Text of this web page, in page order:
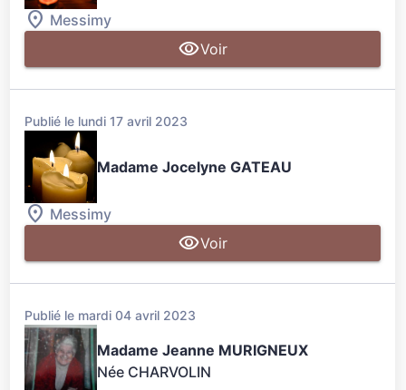
Messimy
Voir
Publié le lundi 17 avril 2023
Madame Jocelyne GATEAU
Messimy
Voir
Publié le mardi 04 avril 2023
Madame Jeanne MURIGNEUX
Née CHARVOLIN